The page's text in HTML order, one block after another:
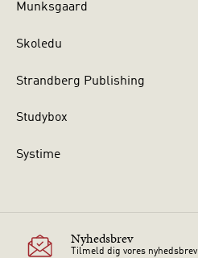
Munksgaard
Skoledu
Strandberg Publishing
Studybox
Systime
Nyhedsbrev
Tilmeld dig vores nyhedsbrev